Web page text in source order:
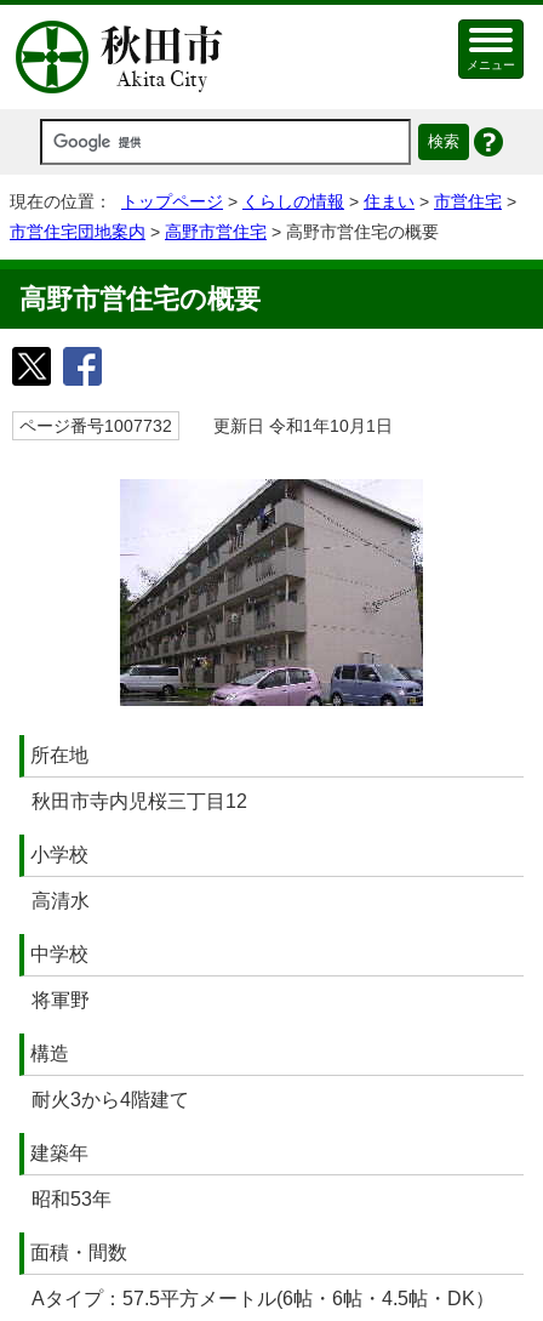
メニュー
現在の位置： トップページ > くらしの情報 > 住まい > 市営住宅 >
市営住宅団地案内 > 高野市営住宅 > 高野市営住宅の概要
高野市営住宅の概要
ページ番号1007732 更新日 令和1年10月1日
所在地
秋田市寺内児桜三丁目12
小学校
高清水
中学校
将軍野
構造
耐火3から4階建て
建築年
昭和53年
面積・間数
Aタイプ：57.5平方メートル(6帖・6帖・4.5帖・DK）